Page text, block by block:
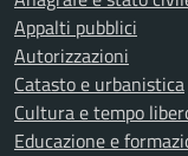
Appalti pubblici
Autorizzazioni
Catasto e urbanistica
Cultura e tempo
Educazione e